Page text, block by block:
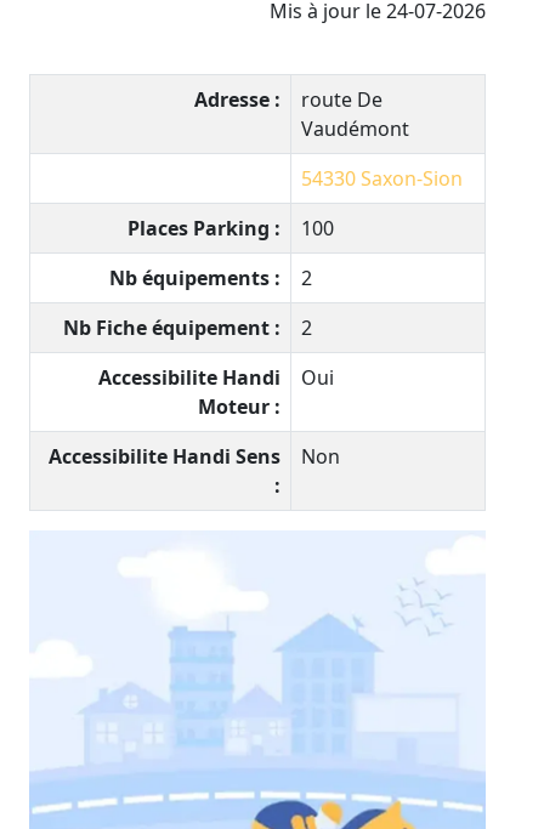
Mis à jour le 24-07-2026
Adresse :
route De
Vaudémont
54330Saxon-Sion
Places Parking :
100
Nb équipements :
2
Nb Fiche équipement :
2
Accessibilite Handi
Moteur :
Oui
Accessibilite Handi Sens
:
Non